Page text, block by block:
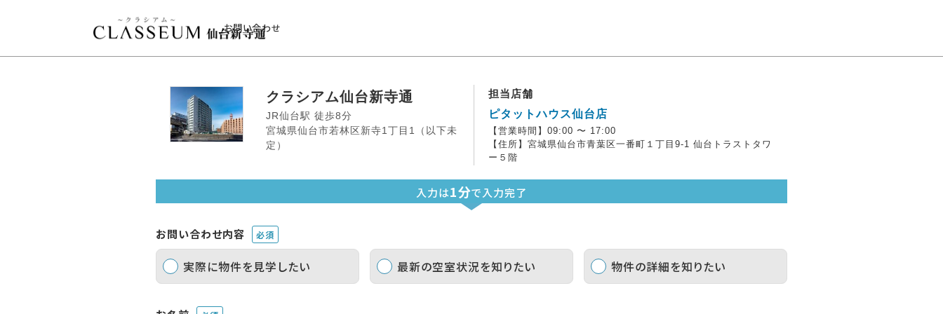
お問い合わせ
クラシアム仙台新寺通
JR仙台駅 徒歩8分
宮城県仙台市若林区新寺1丁目1（以下未
定）
担当店舗
ピタットハウス仙台店
【営業時間】09:00 〜 17:00
【住所】宮城県仙台市青葉区一番町１丁目9-1 仙台トラストタワ
ー５階
入力は1分で入力完了
お問い合わせ内容 必須
実際に物件を見学したい 最新の空室状況を知りたい 物件の詳細を知りたい